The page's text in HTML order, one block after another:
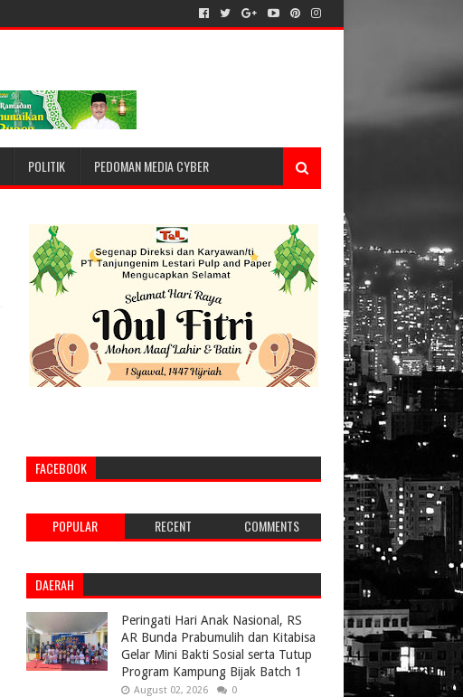
POLITIK PEDOMAN MEDIA CYBER
FACEBOOK
POPULAR RECENT COMMENTS
DAERAH
Peringati Hari Anak Nasional, RS
AR Bunda Prabumulih dan Kitabisa
Gelar Mini Bakti Sosial serta Tutup
Program Kampung Bijak Batch 1
August 02, 2026 0